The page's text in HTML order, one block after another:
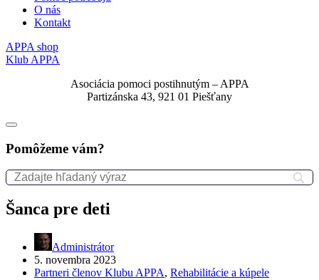
O nás
Kontakt
APPA shop
Klub APPA
Asociácia pomoci postihnutým – APPA
Partizánska 43, 921 01 Piešťany
Pomôžeme vám?
Šanca pre deti
Administrátor
5. novembra 2023
Partneri členov Klubu APPA, Rehabilitácie a kúpele